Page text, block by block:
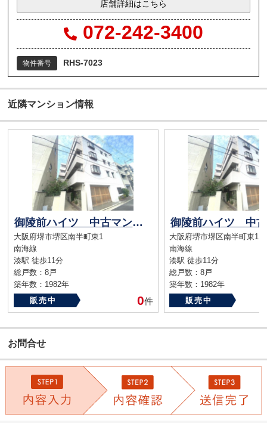
店舗詳細はこちら
072-242-3400
物件番号 RHS-7023
近隣マンション情報
御陵前ハイツ 中古マンション （御陵前駅）
大阪府堺市堺区南半町東1
南海線
湊駅 徒歩11分
総戸数：8戸
築年数：1982年
販売中
0件
大阪府堺市堺区南半町東1
南海線
湊駅 徒歩11分
総戸数：8戸
築年数：1982年
販売中
お問合せ